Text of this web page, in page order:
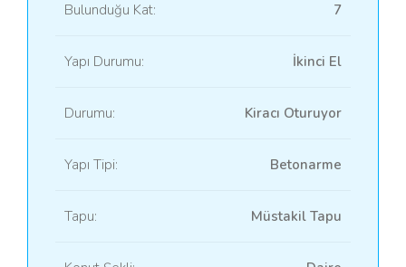
Bulunduğu Kat: 7
Yapı Durumu: İkinci El
Durumu: Kiracı Oturuyor
Yapı Tipi: Betonarme
Tapu: Müstakil Tapu